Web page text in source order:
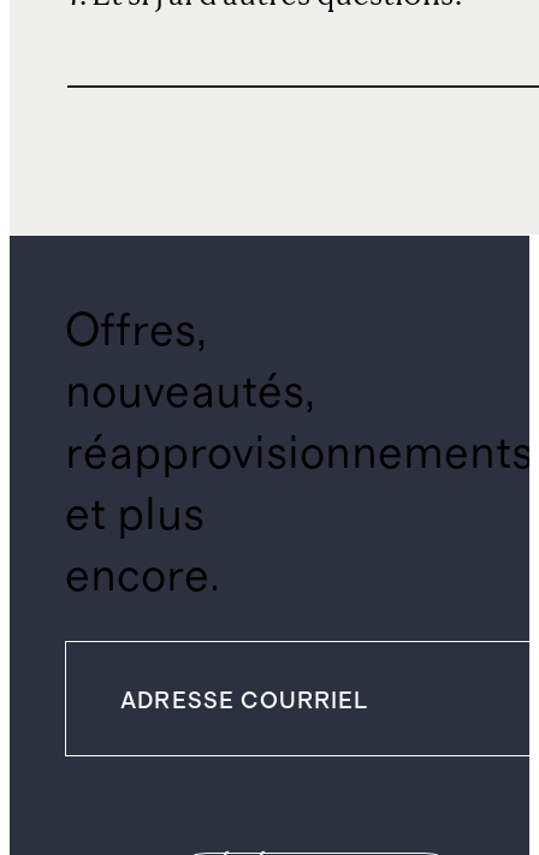
Offres,
nouveautés,
réapprovisionnements
et plus
encore.